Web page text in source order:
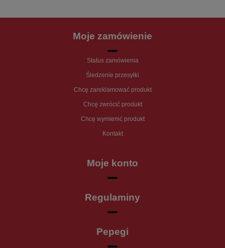
Moje zamówienie
Status zamówienia
Śledzenie przesyłki
Chcę zareklamować produkt
Chcę zwrócić produkt
Chcę wymienić produkt
Kontakt
Moje konto
Regulaminy
Pepegi